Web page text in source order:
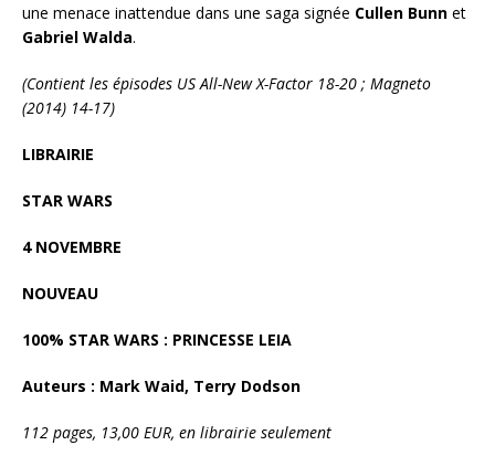
une menace inattendue dans une saga signée Cullen Bunn et
Gabriel Walda.
(Contient les épisodes US All-New X-Factor 18-20 ; Magneto
(2014) 14-17)
LIBRAIRIE
STAR WARS
4 NOVEMBRE
NOUVEAU
100% STAR WARS : PRINCESSE LEIA
Auteurs : Mark Waid, Terry Dodson
112 pages, 13,00 EUR, en librairie seulement